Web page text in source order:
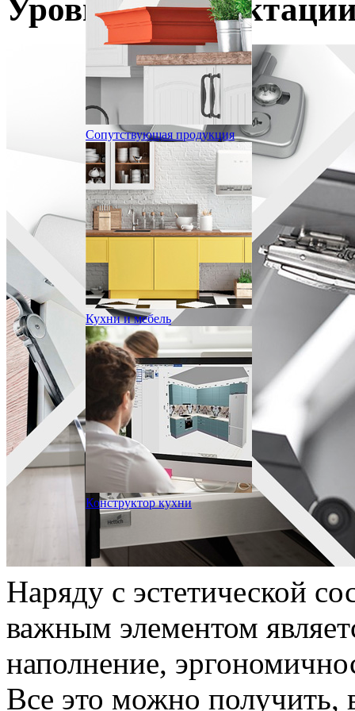
Сопутствующая продукция
Кухни и мебель
Конструктор кухни
Уровни
Наряду с эстетической
важным элементом
наполнение,
Все это можно